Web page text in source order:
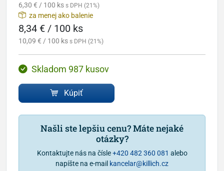
6,30 € / 100 ks s DPH (21%)
za menej ako balenie
8,34 € / 100 ks
10,09 € / 100 ks s DPH (21%)
Skladom 987 kusov
Kúpiť
Našli ste lepšiu cenu? Máte nejaké
otázky?
Kontaktujte nás na čísle+420 482 360 081 alebo
napíšte na e-mail kancelar@killich.cz